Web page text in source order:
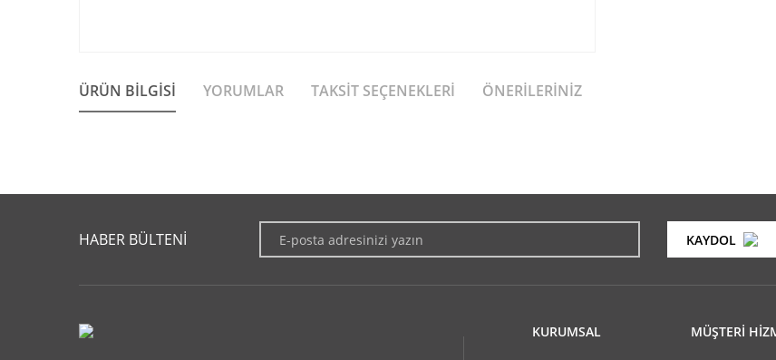
ÜRÜN BILGISI YORUMLAR TAKSIT SEÇENEKLERI ÖNERILERINIZ
Yorum Yaz
Görüş ve önerileriniz için teşekkür ederiz.
Ürün açıklamasında eksik bilgiler bulunuyor.
HABER BÜLTENİ KAYDOL
KURUMSAL MÜŞTERİ